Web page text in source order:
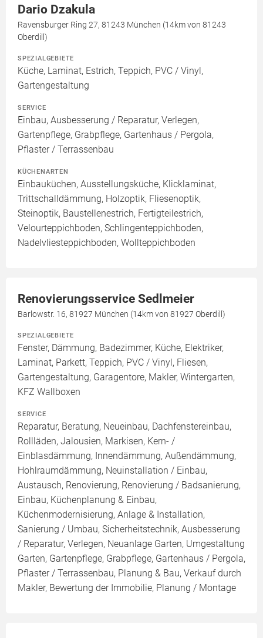
Dario Dzakula
Ravensburger Ring 27, 81243 München (14km von 81243
Oberdill)
SPEZIALGEBIETE
Küche, Laminat, Estrich, Teppich, PVC / Vinyl,
Gartengestaltung
SERVICE
Einbau, Ausbesserung / Reparatur, Verlegen,
Gartenpflege, Grabpflege, Gartenhaus / Pergola,
Pflaster / Terrassenbau
KÜCHENARTEN
Einbauküchen, Ausstellungsküche, Klicklaminat,
Trittschalldämmung, Holzoptik, Fliesenoptik,
Steinoptik, Baustellenestrich, Fertigteilestrich,
Velourteppichboden, Schlingenteppichboden,
Nadelvliesteppichboden, Wollteppichboden
Renovierungsservice Sedlmeier
Barlowstr. 16, 81927 München (14km von 81927 Oberdill)
SPEZIALGEBIETE
Fenster, Dämmung, Badezimmer, Küche, Elektriker,
Laminat, Parkett, Teppich, PVC / Vinyl, Fliesen,
Gartengestaltung, Garagentore, Makler, Wintergarten,
KFZ Wallboxen
SERVICE
Reparatur, Beratung, Neueinbau, Dachfenstereinbau,
Rollläden, Jalousien, Markisen, Kern- /
Einblasdämmung, Innendämmung, Außendämmung,
Hohlraumdämmung, Neuinstallation / Einbau,
Austausch, Renovierung, Renovierung / Badsanierung,
Einbau, Küchenplanung & Einbau,
Küchenmodernisierung, Anlage & Installation,
Sanierung / Umbau, Sicherheitstechnik, Ausbesserung
/ Reparatur, Verlegen, Neuanlage Garten, Umgestaltung
Garten, Gartenpflege, Grabpflege, Gartenhaus / Pergola,
Pflaster / Terrassenbau, Planung & Bau, Verkauf durch
Makler, Bewertung der Immobilie, Planung / Montage